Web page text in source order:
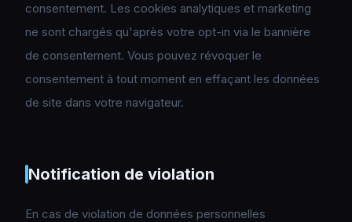
consentement. Les cookies analytiques et marketing
ne sont chargés qu'après votre opt-in via le bannière
de consentement. Vous pouvez révoquer le
consentement à tout moment en effaçant les données
de site dans votre navigateur.
Notification de violation
En cas de violation de données personnelles